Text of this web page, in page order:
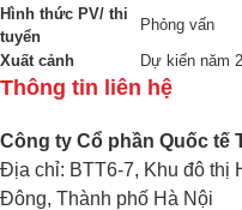
Hình thức PV/ thi
tuyển
Phỏng vấn
Xuất cảnh
Dự kiến năm
Thông tin liên hệ
Công ty Cổ phần Quốc tế
Địa chỉ: BTT6-7, Khu đô thị
Đông, Thành phố Hà Nội